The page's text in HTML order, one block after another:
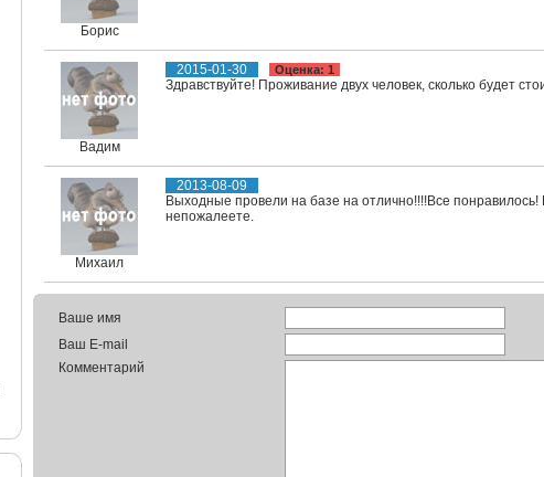
Борис
Вадим
2015-01-30 Оценка: 1
Здравствуйте! Проживание двух человек, сколько будет
Михаил
2013-08-09
Выходные провели на базе на отлично!!!!Все
непожалеете.
Ваше имя
Ваш E-mail
Комментарий